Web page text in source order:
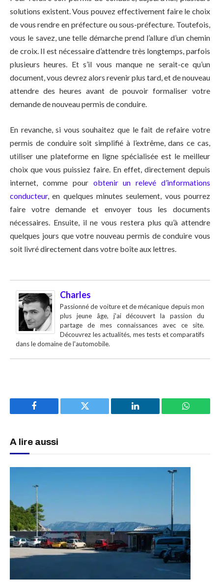
solutions existent. Vous pouvez effectivement faire le choix
de vous rendre en préfecture ou sous-préfecture. Toutefois,
vous le savez, une telle démarche prend l’allure d’un chemin
de croix. Il est nécessaire d’attendre très longtemps, parfois
plusieurs heures. Et s’il vous manque ne serait-ce qu’un
document, vous devrez alors revenir plus tard, et de nouveau
attendre des heures avant de pouvoir formaliser votre
demande de nouveau permis de conduire.
En revanche, si vous souhaitez que le fait de refaire votre
permis de conduire soit simplifié à l’extrême, dans ce cas,
utiliser une plateforme en ligne spécialisée est le meilleur
choix que vous puissiez faire. En effet, directement depuis
internet, comme pour obtenir un relevé d’informations
conducteur, en quelques minutes seulement, vous pourrez
faire votre demande et envoyer tous les documents
nécessaires. Ensuite, il ne vous restera plus qu’à attendre
quelques jours que votre nouveau permis de conduire vous
soit livré directement dans votre boîte aux lettres.
Charles
Passionné de voiture et de mécanique depuis mon
plus jeune âge, j'ai découvert la passion du
partage de mes connaissances avec ce site.
Découvrez les actualités, mes tests et comparatifs
dans le domaine de l'automobile.
Facebook Twitter LinkedIn
A lire aussi